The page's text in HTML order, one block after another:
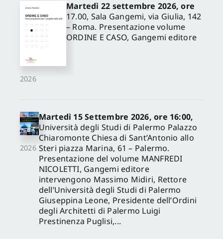
2026
Martedì 22 settembre 2026, ore
17.00, Sala Gangemi, via Giulia, 142
– Roma. Presentazione volume
ORDINE E CASO, Gangemi editore
2026
Martedì 15 Settembre 2026, ore 16:00,
Università degli Studi di Palermo Palazzo
Chiaromonte Chiesa di Sant’Antonio allo
Steri piazza Marina, 61 – Palermo.
Presentazione del volume MANFREDI
NICOLETTI, Gangemi editore
intervengono Massimo Midiri, Rettore
dell’Università degli Studi di Palermo
Giuseppina Leone, Presidente dell’Ordini
degli Architetti di Palermo Luigi
Prestinenza Puglisi,...